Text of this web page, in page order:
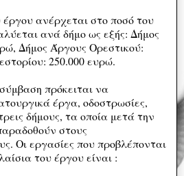
ανέρχεται στο ποσό του
ανά δήμο ως εξής: Δήμος
Δήμος Άργους Ορεστικού:
250.000 ευρώ.
πρόκειται να
έργα, οδοστρωσίες,
δήμους, τα οποία μετά την
στους
Οι εργασίες που προβλέπονται
του έργου είναι :